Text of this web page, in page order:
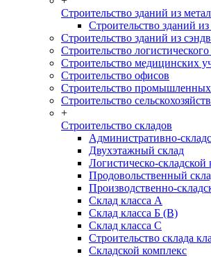
Строительство зданий из
Строительство зданий
Строительство зданий из
Строительство
Строительство медицинских
Строительство офисов
Строительство
Строительство
+
Строительство складов
Административно-
Двухэтажный склад
Логистическо-складской
Продовольственный
Производственно-
Склад класса А
Склад класса Б (B)
Склад класса С
Строительство склада
Складской комплекс